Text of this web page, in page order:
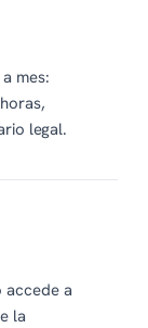
mes:
legal.
accede a
la